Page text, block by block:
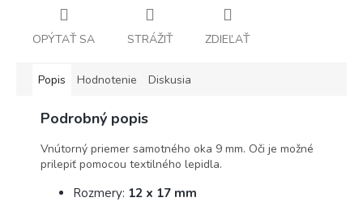
OPÝTAŤ SA STRÁŽIŤ ZDIEĽAŤ
Popis Hodnotenie Diskusia
Podrobný popis
Vnútorný priemer samotného oka 9 mm. Oči je možné
prilepiť pomocou textilného lepidla.
Rozmery: 12 x 17 mm